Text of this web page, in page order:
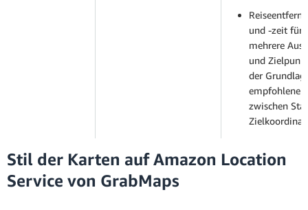
und -zeit für
mehrere
und
der
empfohlenen
zwischen
Stil der Karten auf Amazon Location
Service von GrabMaps